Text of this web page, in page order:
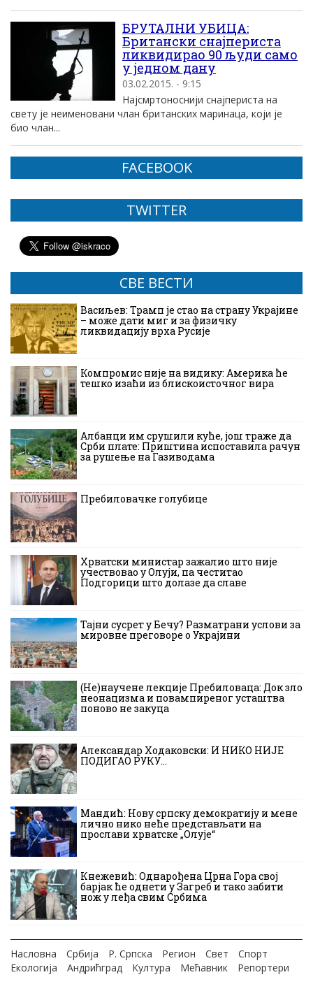
БРУТАЛНИ УБИЦА:
Британски снајпериста
ликвидирао 90 људи само
у једном дану
03.02.2015. - 9:15
Најсмртоноснији снајпериста на
свету је неименовани члан британских маринаца, који је
био члан...
FACEBOOK
TWITTER
СВЕ ВЕСТИ
Васиљев: Трамп је стао на страну Украјине
– може дати миг и за физичку
ликвидацију врха Русије
Компромис није на видику: Америка ће
тешко изаћи из блискоисточног вира
Албанци им срушили куће, још траже да
Срби плате: Приштина испоставила рачун
за рушење на Газиводама
Пребиловачке голубице
Хрватски министар зажалио што није
учествовао у Олуји, па честитао
Подгорици што долазе да славе
Тајни сусрет у Бечу? Разматрани услови за
мировне преговоре о Украјини
(Не)научене лекције Пребиловаца: Док зло
неонацизма и повампиреног усташтва
поново не закуца
Александар Ходаковски: И НИКО НИЈЕ
ПОДИГАО РУКУ…
Мандић: Нову српску демократију и мене
лично нико неће представљати на
прослави хрватске „Олује“
Кнежевић: Однарођена Црна Гора свој
барјак ће однети у Загреб и тако забити
нож у леђа свим Србима
Насловна Србија Р. Српска Регион Свет
Спорт
Екологија
Андрићград Култура Мећавник
Репортери